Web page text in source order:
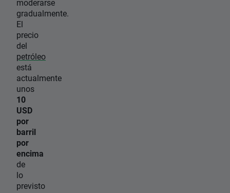
moderarse
gradualmente.
El
precio
del
petróleo
está
actualmente
unos
10
USD
por
barril
por
encima
de
lo
previsto